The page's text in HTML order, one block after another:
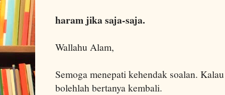
haram jika saja-saja.
Wallahu Alam,
Semoga menepati kehendak soalan.
bolehlah bertanya kembali.